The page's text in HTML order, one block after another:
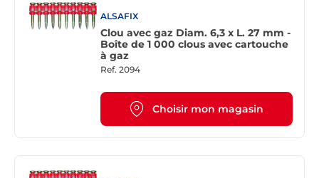
ALSAFIX
Clou avec gaz Diam. 6,3 x L. 27 mm -
Boîte de 1 000 clous avec cartouche
à gaz
Ref. 2094
Choisir mon magasin